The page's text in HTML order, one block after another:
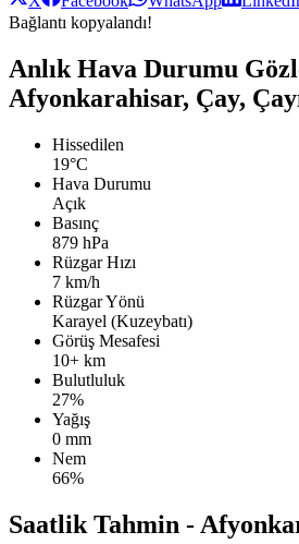
Bağlantı kopyalandı!
Anlık Hava Durumu
Afyonkarahisar, Çay,
Hissedilen
19°C
Hava Durumu
Açık
Basınç
879 hPa
Rüzgar Hızı
7 km/h
Rüzgar Yönü
Karayel (Kuzeybatı)
Görüş Mesafesi
10+ km
Bulutluluk
27%
Yağış
0 mm
Nem
66%
Saatlik Tahmin -